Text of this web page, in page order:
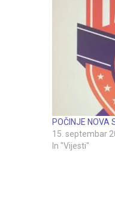
POČINJE NOVA
15. septembar
In "Vijesti"